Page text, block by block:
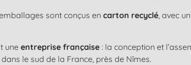
sont conçus en carton recyclé, avec
une entreprise française: la conception et
le sud de la France, près de Nîmes.